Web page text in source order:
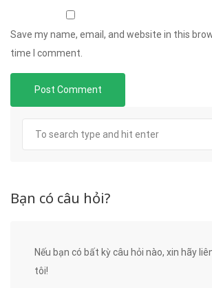
Save my name, email, and website in this
time I comment.
Bạn có câu hỏi?
Nếu bạn có bất kỳ câu hỏi nào, xin hãy
tôi!